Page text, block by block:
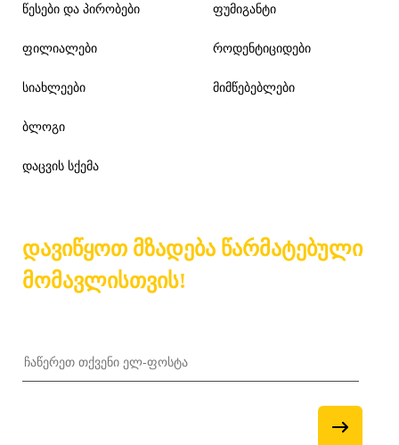
წესები და პირობები
ფილიალები
სიახლეები
ბლოგი
დაცვის სქემა
ფუმიგანტი
როდენტიციდები
მიმწებებლები
დავიწყოთ მზადება წარმატებული
მომავლისთვის!